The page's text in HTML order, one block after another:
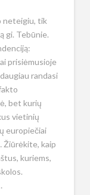
neteigiu, tik
gi. Tebūnie.
prisiėmusioje
randasi
bet kurių
vietinių
europiečiai
Žiūrėkite, kaip
kuriems,